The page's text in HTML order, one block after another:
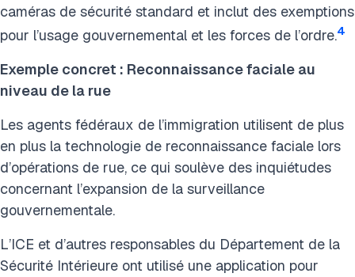
caméras de sécurité standard et inclut des exemptions
pour l’usage gouvernemental et les forces de l’ordre.4
Exemple concret : Reconnaissance faciale au
niveau de la rue
Les agents fédéraux de l’immigration utilisent de plus
en plus la technologie de reconnaissance faciale lors
d’opérations de rue, ce qui soulève des inquiétudes
concernant l’expansion de la surveillance
gouvernementale.
L’ICE et d’autres responsables du Département de la
Sécurité Intérieure ont utilisé une application pour